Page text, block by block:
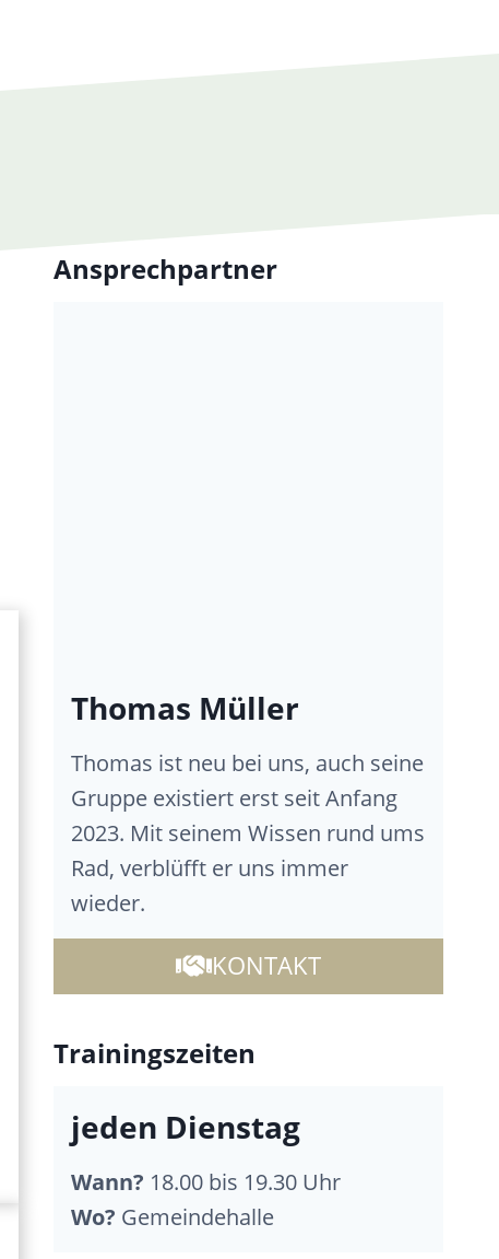
Ansprechpartner
Thomas Müller
Thomas ist neu bei uns, auch seine
Gruppe existiert erst seit Anfang
2023. Mit seinem Wissen rund ums
Rad, verblüfft er uns immer
wieder.
KONTAKT
Trainingszeiten
jeden Dienstag
Wann? 18.00 bis 19.30 Uhr
Wo? Gemeindehalle